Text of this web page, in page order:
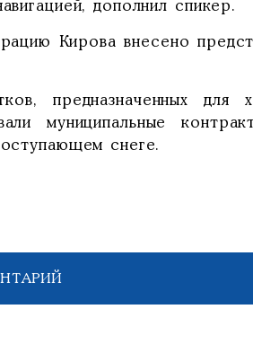
дополнил спикер.
Кирова внесено
предназначенных для
муниципальные
снеге.